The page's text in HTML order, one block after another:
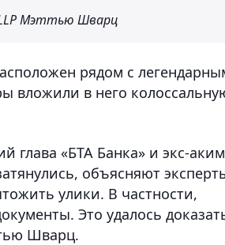
LLP Мэттью Шварц
рядом с
вложили в него
глава «БТА Банка» и экс-аким
объясняют
улики. В частности,
Это удалось
Шварц.